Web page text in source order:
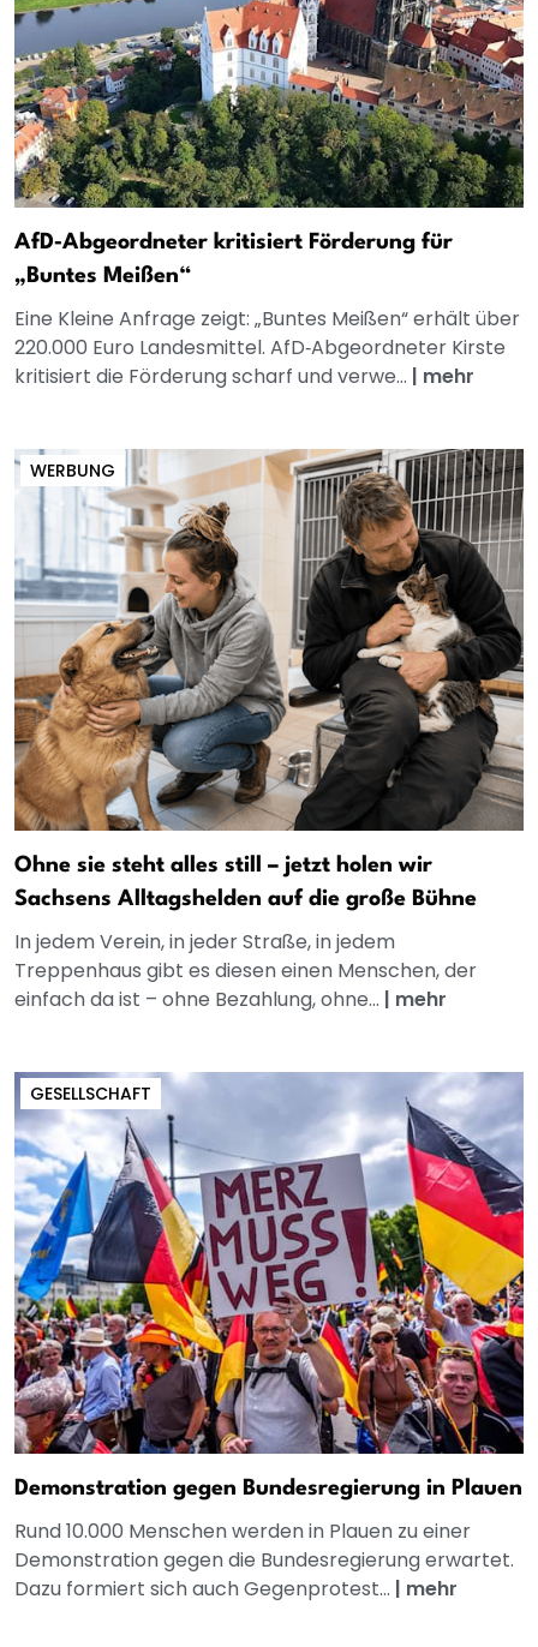
AfD‑Abgeordneter kritisiert Förderung für
„Buntes Meißen“
Eine Kleine Anfrage zeigt: „Buntes Meißen“ erhält über
220.000 Euro Landesmittel. AfD‑Abgeordneter Kirste
kritisiert die Förderung scharf und verwe... | mehr
WERBUNG
Ohne sie steht alles still – jetzt holen wir
Sachsens Alltagshelden auf die große Bühne
In jedem Verein, in jeder Straße, in jedem
Treppenhaus gibt es diesen einen Menschen, der
einfach da ist – ohne Bezahlung, ohne... | mehr
GESELLSCHAFT
Demonstration gegen Bundesregierung in Plauen
Rund 10.000 Menschen werden in Plauen zu einer
Demonstration gegen die Bundesregierung erwartet.
Dazu formiert sich auch Gegenprotest... | mehr